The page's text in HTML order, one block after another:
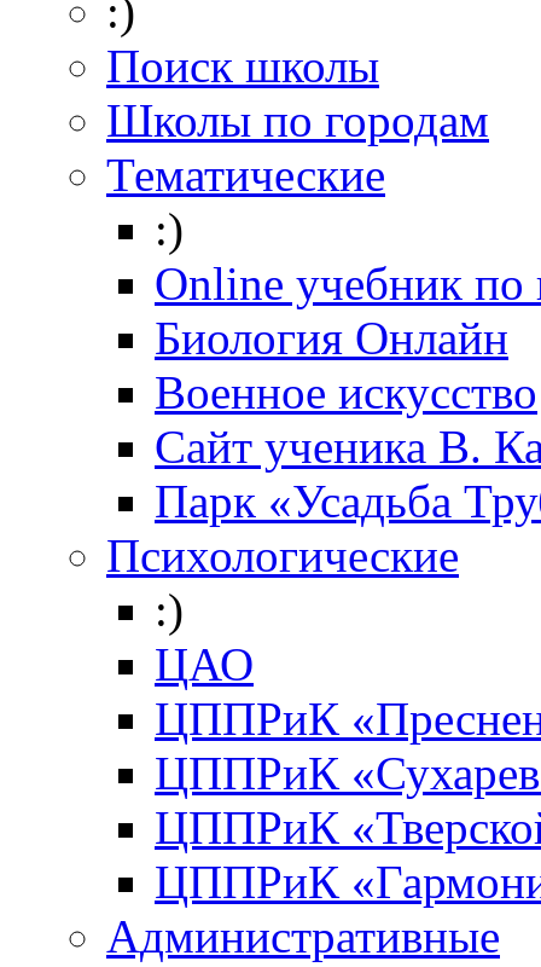
:)
Поиск школы
Школы по городам
Тематические
:)
Online учебник по
Биология Онлайн
Военное искусство
Cайт ученика В.
Парк «Усадьба
Психологические
:)
ЦАО
ЦППРиК
ЦППРиК
ЦППРиК
ЦППРиК
Административные